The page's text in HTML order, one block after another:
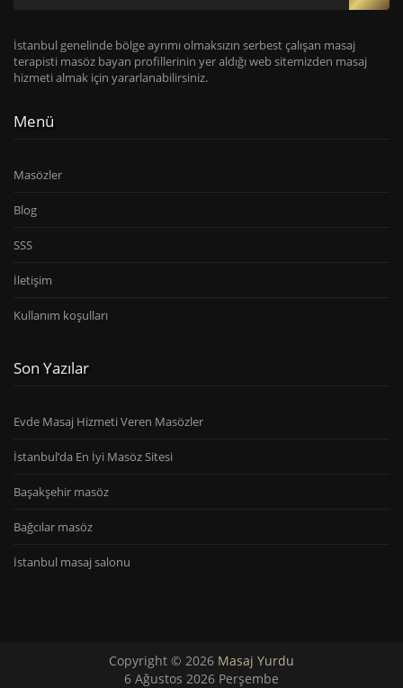
İstanbul genelinde bölge ayrımı olmaksızın serbest çalışan masaj
terapisti masöz bayan profillerinin yer aldığı web sitemizden masaj
hizmeti almak için yararlanabilirsiniz.
Menü
Masözler
Blog
SSS
İletişim
Kullanım koşulları
Son Yazılar
Evde Masaj Hizmeti Veren Masözler
İstanbul’da En İyi Masöz Sitesi
Başakşehir masöz
Bağcılar masöz
İstanbul masaj salonu
Copyright © 2026 Masaj Yurdu
6 Ağustos 2026 Perşembe